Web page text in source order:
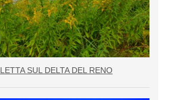
SUL DELTA DEL RENO